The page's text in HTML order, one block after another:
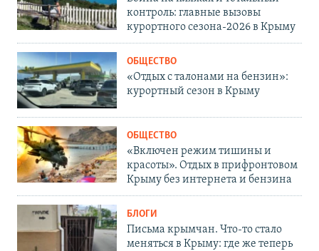
контроль: главные вызовы
курортного сезона-2026 в Крыму
ОБЩЕСТВО
«Отдых с талонами на бензин»:
курортный сезон в Крыму
ОБЩЕСТВО
«Включен режим тишины и
красоты». Отдых в прифронтовом
Крыму без интернета и бензина
БЛОГИ
Письма крымчан. Что-то стало
меняться в Крыму: где же теперь